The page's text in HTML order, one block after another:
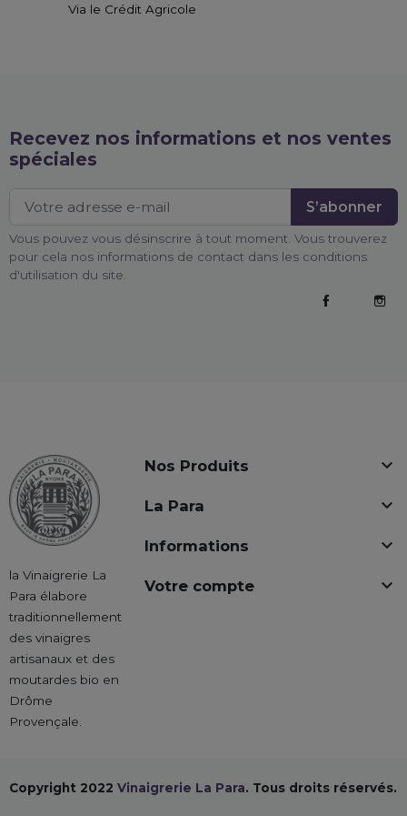
Via le Crédit Agricole
Recevez nos informations et nos ventes
spéciales
Vous pouvez vous désinscrire à tout moment. Vous trouverez
pour cela nos informations de contact dans les conditions
d'utilisation du site.
la Vinaigrerie La
Para élabore
traditionnellement
des vinaigres
artisanaux et des
moutardes bio en
Drôme
Provençale.
Nos Produits 
La Para 
Informations 
Votre compte 
Copyright 2022 Vinaigrerie La Para. Tous droits réservés.